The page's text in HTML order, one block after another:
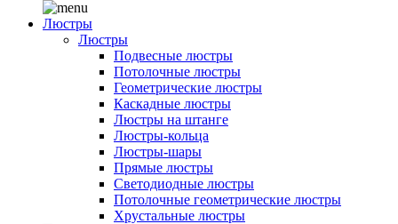
Люстры
Люстры
Подвесные люстры
Потолочные люстры
Геометрические люстры
Каскадные люстры
Люстры на штанге
Люстры-кольца
Люстры-шары
Прямые люстры
Светодиодные люстры
Потолочные геометрические люстры
Хрустальные люстры